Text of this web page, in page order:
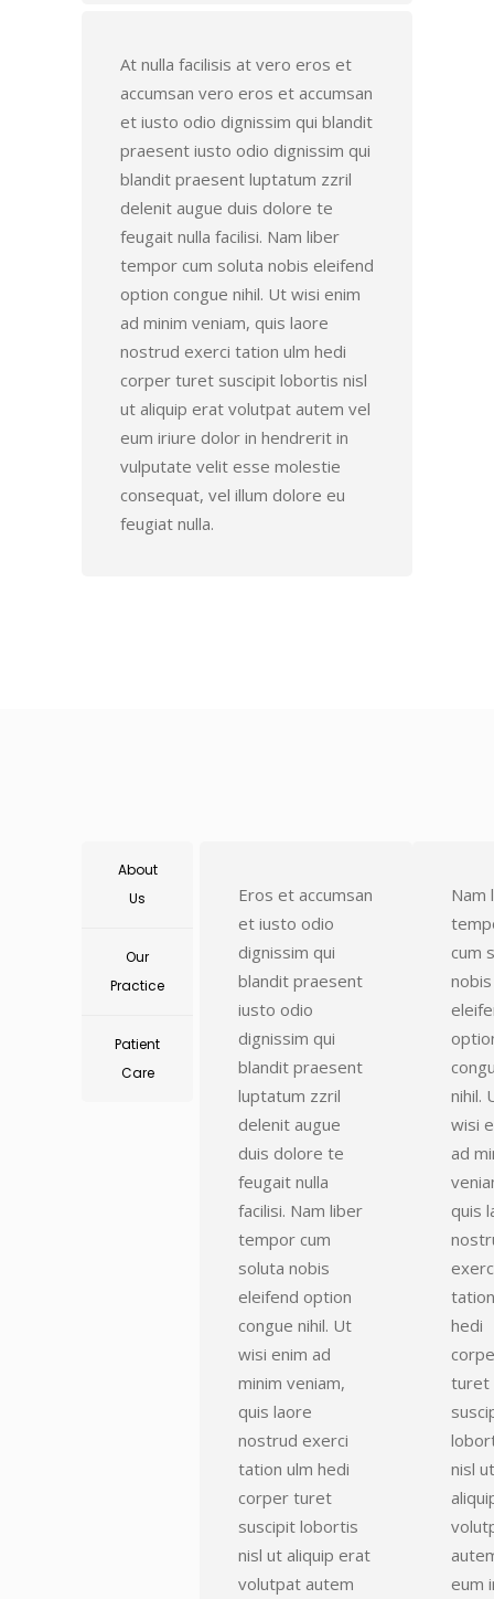
At nulla facilisis at vero eros et
accumsan vero eros et accumsan
et iusto odio dignissim qui blandit
praesent iusto odio dignissim qui
blandit praesent luptatum zzril
delenit augue duis dolore te
feugait nulla facilisi. Nam liber
tempor cum soluta nobis eleifend
option congue nihil. Ut wisi enim
ad minim veniam, quis laore
nostrud exerci tation ulm hedi
corper turet suscipit lobortis nisl
ut aliquip erat volutpat autem vel
eum iriure dolor in hendrerit in
vulputate velit esse molestie
consequat, vel illum dolore eu
feugiat nulla.
About
Us
Our
Practice
Patient
Care
Eros et accumsan
et iusto odio
dignissim qui
blandit praesent
iusto odio
dignissim qui
blandit praesent
luptatum zzril
delenit augue
duis dolore te
feugait nulla
facilisi. Nam liber
tempor cum
soluta nobis
eleifend option
congue nihil. Ut
wisi enim ad
minim veniam,
quis laore
nostrud exerci
tation ulm hedi
corper turet
suscipit lobortis
nisl ut aliquip erat
volutpat autem
Nam
cum
nobis
nihil.
wisi
ad
quis
hedi
turet
nisl ut
eum